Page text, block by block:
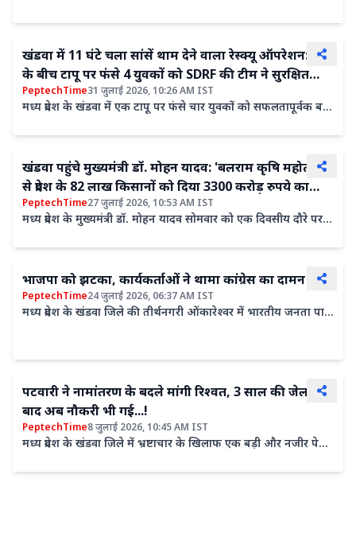
खंडवा में 11 घंटे चला सांसें थाम देने वाला रेस्क्यू ऑपरेशन: नदी
के बीच टापू पर फंसे 4 युवकों को SDRF की टीम ने सुरक्षित
निकाला!
PeptechTime31 जुलाई 2026, 10:26 AM IST
मध्य प्रदेश के खंडवा में एक टापू पर फंसे चार युवकों को सफलतापूर्वक बचा
खंडवा पहुंचे मुख्यमंत्री डॉ. मोहन यादव: 'बलराम कृषि महोत्सव'
से प्रदेश के 82 लाख किसानों को दिया 3300 करोड़ रुपये का
तोहफा
PeptechTime27 जुलाई 2026, 10:53 AM IST
मध्य प्रदेश के मुख्यमंत्री डॉ. मोहन यादव सोमवार को एक दिवसीय दौरे पर
भाजपा को झटका, कार्यकर्ताओं ने थामा कांग्रेस का दामन
PeptechTime24 जुलाई 2026, 06:37 AM IST
मध्य प्रदेश के खंडवा जिले की तीर्थनगरी ओंकारेश्वर में भारतीय जनता पार्टी
पटवारी ने नामांतरण के बदले मांगी रिश्वत, 3 साल की जेल के
बाद अब नौकरी भी गई...!
PeptechTime8 जुलाई 2026, 10:45 AM IST
मध्य प्रदेश के खंडवा जिले में भ्रष्टाचार के खिलाफ एक बड़ी और नजीर पेश